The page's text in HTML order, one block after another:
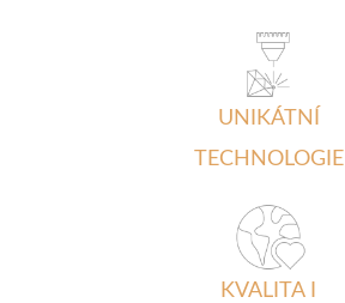
UNIKÁTNÍ
TECHNOLOGIE
KVALITA I